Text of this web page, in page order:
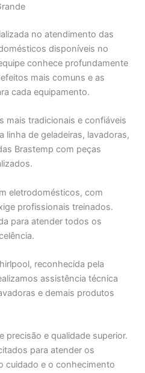
no atendimento das
disponíveis no
conhece profundamente
mais comuns e as
cada equipamento.
mais tradicionais e confiáveis
linha de geladeiras, lavadoras,
Brastemp com peças
eletrodomésticos, com
profissionais treinados.
para atender todos os
reconhecida pela
assistência técnica
e demais produtos
precisão e qualidade superior.
para atender os
cuidado e o conhecimento